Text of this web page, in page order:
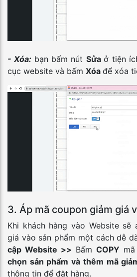
- Xóa: bạn bấm nút Sửaở tiện
cục website và bấm Xóa để xóa
3. Áp mã coupon giảm giá
Khi khách hàng vào Website sẽ
giá vào sản phẩm một cách dễ
cập Website >> Bấm COPY
chọn sản phẩm và thêm mã
thông tin để đặt hàng.